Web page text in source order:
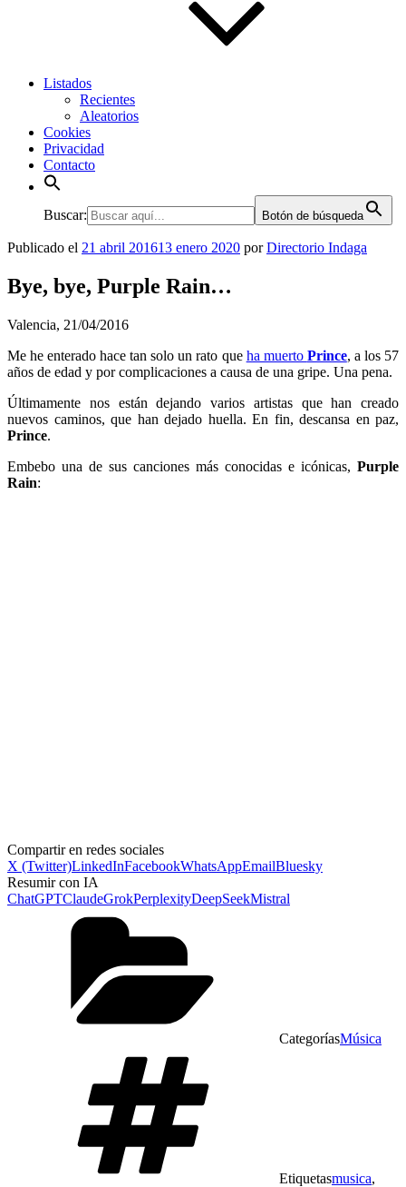
Listados
Recientes
Aleatorios
Cookies
Privacidad
Contacto
Buscar: Botón de búsqueda
Publicado el 21 abril 201613 enero 2020 porDirectorio Indaga
Bye, bye, Purple Rain…
Valencia, 21/04/2016
Me he enterado hace tan solo un rato que ha muerto Prince, a los 57
años de edad y por complicaciones a causa de una gripe. Una pena.
Últimamente nos están dejando varios artistas que han creado
nuevos caminos, que han dejado huella. En fin, descansa en paz,
Prince.
Embebo una de sus canciones más conocidas e icónicas, Purple
Rain:
Compartir en redes sociales
X (Twitter)LinkedInFacebookWhatsAppEmailBluesky
Resumir con IA
ChatGPTClaudeGrokPerplexityDeepSeekMistral
CategoríasMúsica
Etiquetasmusica,